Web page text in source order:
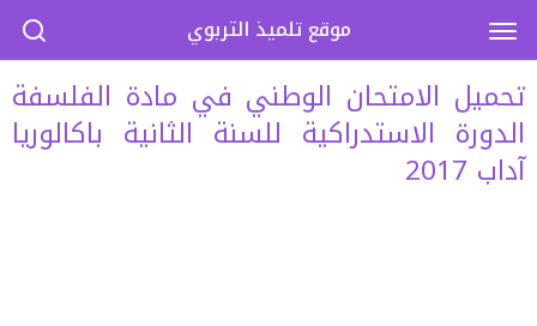
تحميل الامتحان الوطني في مادة الفلسفة
الدورة الاستدراكية للسنة الثانية باكالوريا
آداب 2017
موقع تلميذ التربوي